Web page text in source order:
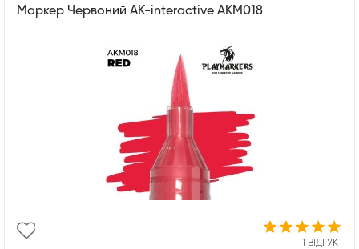
Маркер Червоний AK-interactive AKM018
1 ВІДГУК